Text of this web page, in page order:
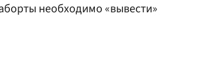
необходимо «вывести»